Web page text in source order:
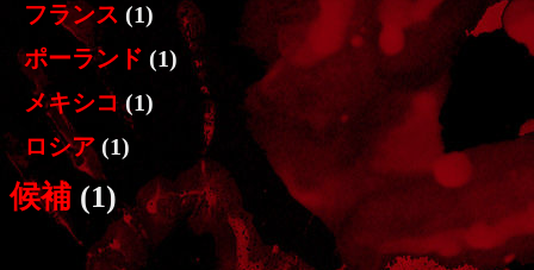
フランス (1)
ポーランド (1)
メキシコ(1)
ロシア (1)
候補 (1)